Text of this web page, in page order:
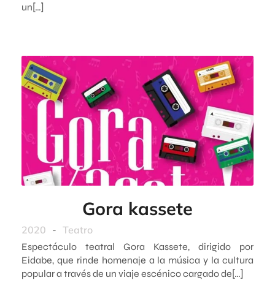
un[…]
Gora kassete
2020 - Teatro
Espectáculo teatral Gora Kassete, dirigido por
Eidabe, que rinde homenaje a la música y la cultura
popular a través de un viaje escénico cargado de[…]